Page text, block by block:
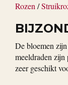
Rozen /
De bloemen
meeldraden
zeer geschikt